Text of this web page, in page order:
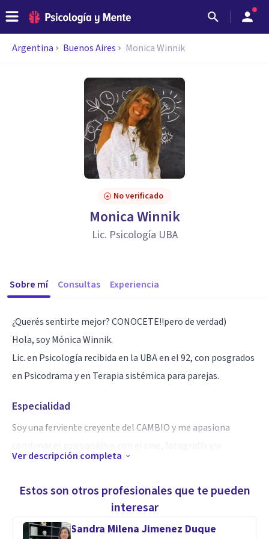
Argentina Buenos Aires Monica Winnik
No verificado
Monica Winnik
Lic. Psicología UBA
Sobre mí Consultas Experiencia
¿Querés sentirte mejor? CONOCETE!!pero de verdad)
Hola, soy Mónica Winnik.
Lic. en Psicología recibida en la UBA en el 92, con posgrados
en Psicodrama y en Terapia sistémica para parejas.
Especialidad
Soy una ferviente creyente del CAMBIO y me apasiona
escritura para ayudar a personas y equipos generar
Conocé más de mí en psicologiaycoaching.com.ar y
que te puedo ayudar.
Ver descripción completa
Estos son otros profesionales que te pueden
interesar
Sandra Milena Jimenez Duque